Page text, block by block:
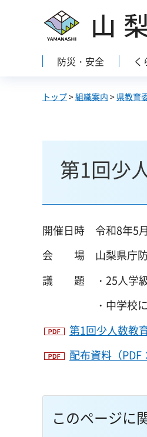
山梨県
防災・安全 く
トップ>組織案内 > 県教育
第1回少
開催日時 令和8年5
会
場 山梨県庁
議
題 ・25人学
・中学校におけ
第1回少人数教
配布資料（PDF
このページに